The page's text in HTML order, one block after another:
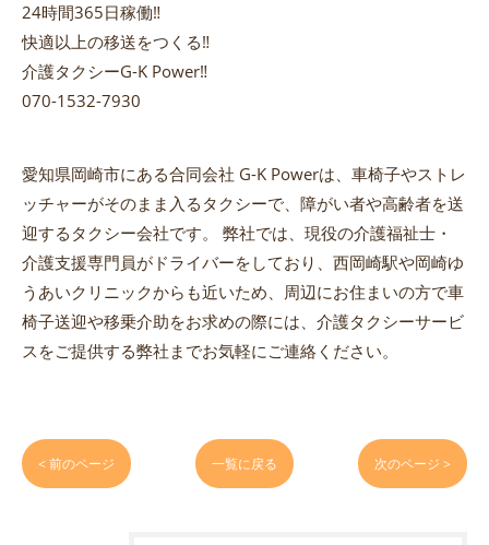
24時間365日稼働‼️
快適以上の移送をつくる‼️
介護タクシーG-K Power‼️
070-1532-7930
愛知県岡崎市にある合同会社 G-K Powerは、車椅子やストレ
ッチャーがそのまま入るタクシーで、障がい者や高齢者を送
迎するタクシー会社です。 弊社では、現役の介護福祉士・
介護支援専門員がドライバーをしており、西岡崎駅や岡崎ゆ
うあいクリニックからも近いため、周辺にお住まいの方で車
椅子送迎や移乗介助をお求めの際には、介護タクシーサービ
スをご提供する弊社までお気軽にご連絡ください。
< 前のページ 一覧に戻る 次のページ >